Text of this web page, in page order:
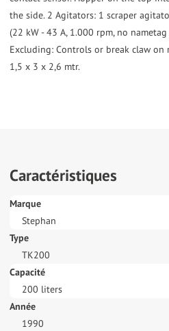
the side. 2 Agitators: 1 scraper
(22 kW - 43 A, 1.000 rpm, no
Excluding: Controls or break claw on
1,5 x 3 x 2,6 mtr.
Caractéristiques
Marque
Stephan
Type
TK200
Capacité
200 liters
Année
1990